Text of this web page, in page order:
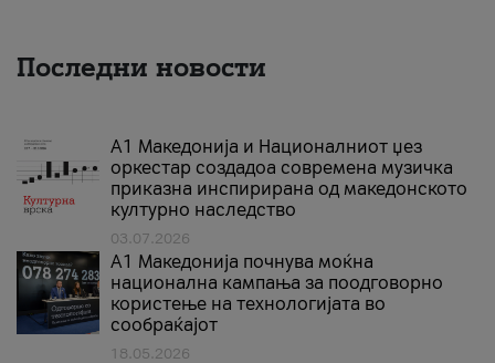
Последни новости
А1 Македонија и Националниот џез
оркестар создадоа современа музичка
приказна инспирирана од македонското
културно наследство
03.07.2026
A1 Македонија почнува моќна
национална кампања за поодговорно
користење на технологијата во
сообраќајот
18.05.2026